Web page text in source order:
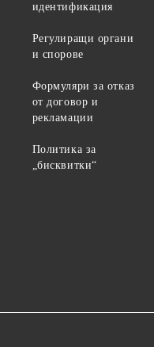
идентификация
Регулиращи органи
и спорове
Формуляри за отказ
от договор и
рекламации
Политика за
„бисквитки“